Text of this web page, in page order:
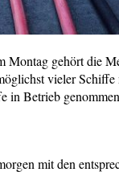
gehört die
vieler
in Betrieb
mit den